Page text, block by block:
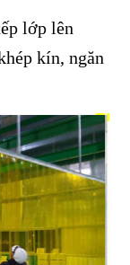
lớp lên
kín, ngăn